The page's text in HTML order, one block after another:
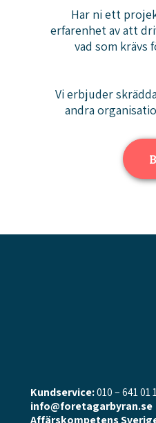
Har ni ett
erfarenhet av att
vad som krävs
Vi erbjuder
andra
Kundservice:010 – 641 01
info@foretagarbyran.se